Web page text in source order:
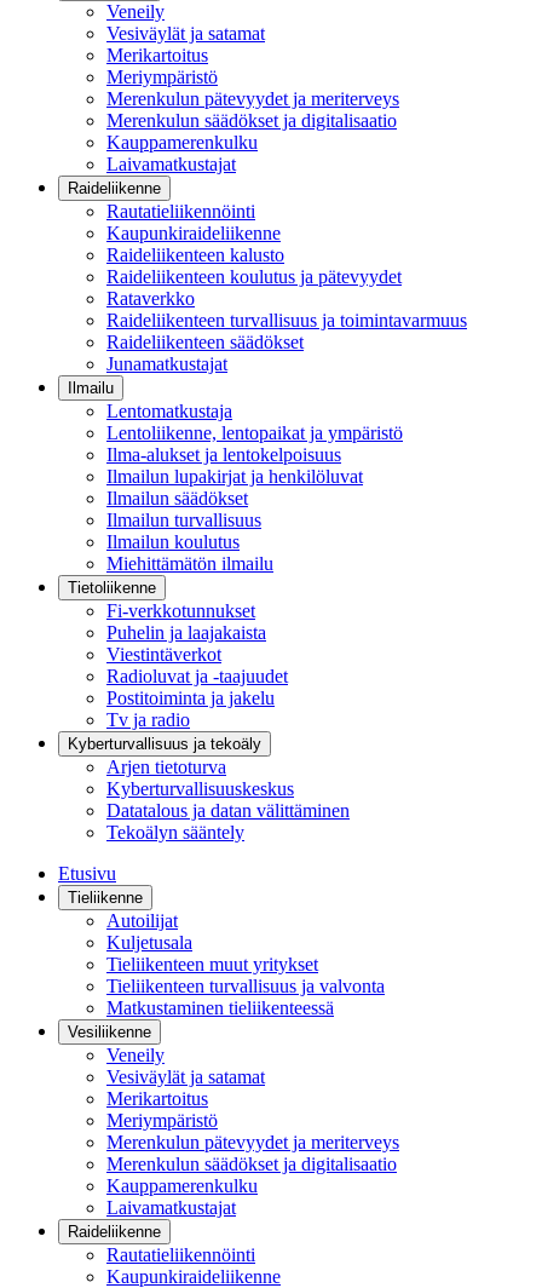
Veneily
Vesiväylät ja satamat
Merikartoitus
Meriympäristö
Merenkulun pätevyydet ja meriterveys
Merenkulun säädökset ja digitalisaatio
Kauppamerenkulku
Laivamatkustajat
Raideliikenne
Rautatieliikennöinti
Kaupunkiraideliikenne
Raideliikenteen kalusto
Raideliikenteen koulutus ja pätevyydet
Rataverkko
Raideliikenteen turvallisuus ja toimintavarmuus
Raideliikenteen säädökset
Junamatkustajat
Ilmailu
Lentomatkustaja
Lentoliikenne, lentopaikat ja ympäristö
Ilma-alukset ja lentokelpoisuus
Ilmailun lupakirjat ja henkilöluvat
Ilmailun säädökset
Ilmailun turvallisuus
Ilmailun koulutus
Miehittämätön ilmailu
Tietoliikenne
Fi-verkkotunnukset
Puhelin ja laajakaista
Viestintäverkot
Radioluvat ja -taajuudet
Postitoiminta ja jakelu
Tv ja radio
Kyberturvallisuus ja tekoäly
Arjen tietoturva
Kyberturvallisuuskeskus
Datatalous ja datan välittäminen
Tekoälyn sääntely
Etusivu
Tieliikenne
Autoilijat
Kuljetusala
Tieliikenteen muut yritykset
Tieliikenteen turvallisuus ja valvonta
Matkustaminen tieliikenteessä
Vesiliikenne
Veneily
Vesiväylät ja satamat
Merikartoitus
Meriympäristö
Merenkulun pätevyydet ja meriterveys
Merenkulun säädökset ja digitalisaatio
Kauppamerenkulku
Laivamatkustajat
Raideliikenne
Rautatieliikennöinti
Kaupunkiraideliikenne